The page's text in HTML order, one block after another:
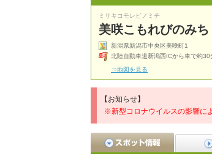
ミサキコモレビノミチ
美咲こもれびのみち
新潟県新潟市中央区美咲町1
北陸自動車道新潟西ICから車で約30
⇒地図を見る
【お知らせ】
※新型コロナウイルスの影響に